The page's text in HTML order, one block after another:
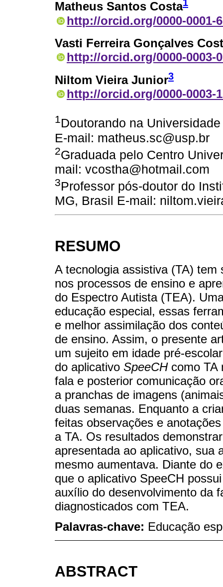
Matheus Santos Costa1
http://orcid.org/0000-0001-
Vasti Ferreira Gonçalves
http://orcid.org/0000-0003-
Niltom Vieira Junior3
http://orcid.org/0000-0003-
1Doutorando na
E-mail: matheus.sc@usp.br
2Graduada pelo Centro
mail: vcostha@hotmail.com
3Professor pós-doutor do
MG, Brasil E-mail:
RESUMO
A tecnologia assistiva (TA)
nos processos de ensino e
do Espectro Autista (TEA).
educação especial, essas
e melhor assimilação dos
de ensino. Assim, o presente
um sujeito em idade pré-
do aplicativo SpeeCHcomo TA
fala e posterior comunicação
a pranchas de imagens
duas semanas. Enquanto a
feitas observações e
a TA. Os resultados
apresentada ao aplicativo, sua
mesmo aumentava. Diante do
que o aplicativo SpeeCH
auxílio do desenvolvimento da
diagnosticados com TEA.
Palavras-chave: Educação
ABSTRACT